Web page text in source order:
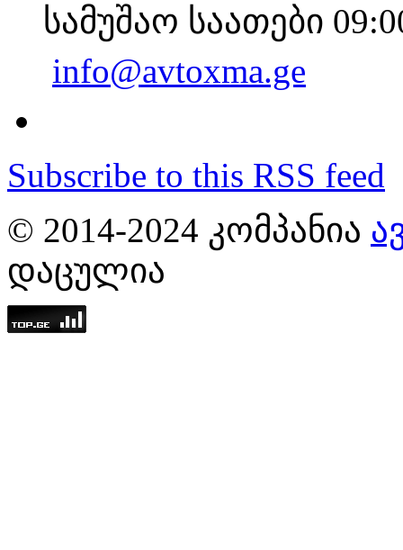
სამუშაო საათები
info@avtoxma.ge
Subscribe to this RSS feed
© 2014-2024 ᲙᲝᲛᲞᲐᲜᲘᲐ
ᲓᲐᲪᲣᲚᲘᲐ